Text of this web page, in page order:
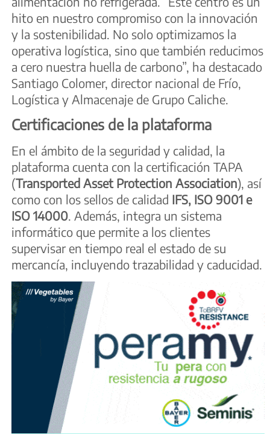
hito en nuestro compromiso con la innovación
y la sostenibilidad. No solo optimizamos la
operativa logística, sino que también reducimos
a cero nuestra huella de carbono”, ha destacado
Santiago Colomer, director nacional de Frío,
Logística y Almacenaje de Grupo Caliche.
Certificaciones de la plataforma
En el ámbito de la seguridad y calidad, la
plataforma cuenta con la certificación TAPA
(Transported Asset Protection Association), así
como con los sellos de calidad IFS, ISO 9001 e
ISO 14000. Además, integra un sistema
informático que permite a los clientes
supervisar en tiempo real el estado de su
mercancía, incluyendo trazabilidad y caducidad.